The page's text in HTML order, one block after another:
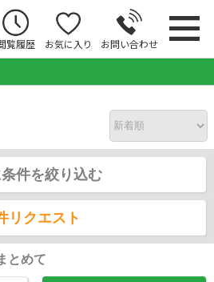
覧履歴 お気に入り お問い合わせ
件を絞り込む
リクエスト
とめて